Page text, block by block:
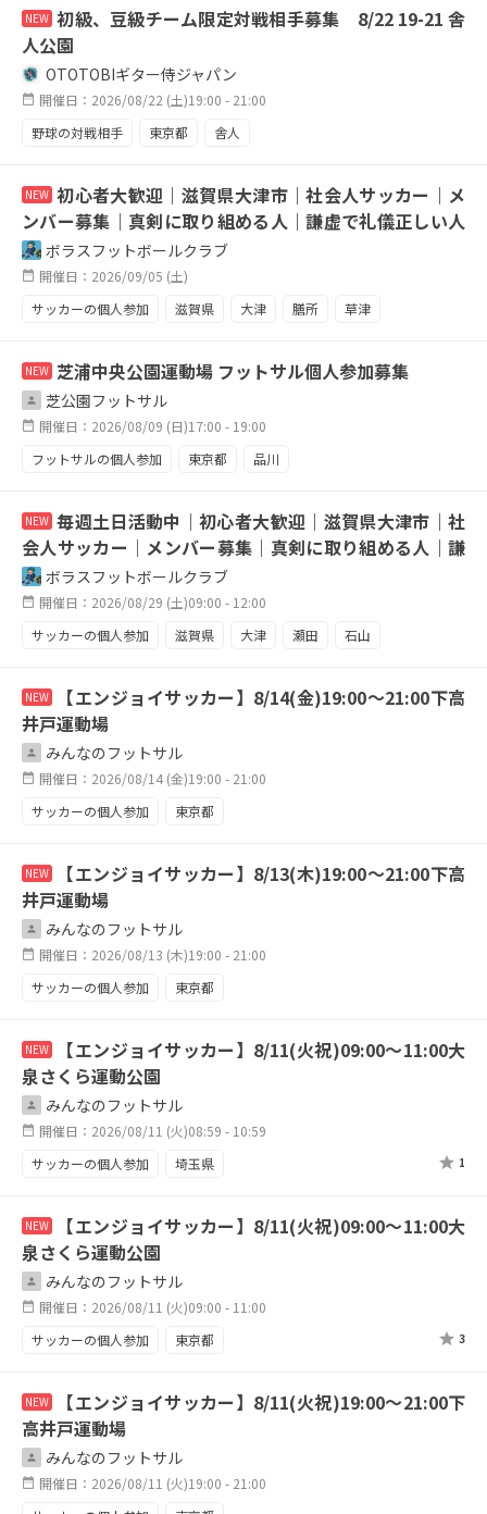
NEW 初級、豆級チーム限定対戦相手募集 8/22 19-21 舎
人公園
OTOTOBIギター侍ジャパン
開催日：2026/08/22 (土)19:00 - 21:00
野球の対戦相手
東京都 舎人
NEW 初心者大歓迎｜滋賀県大津市｜社会人サッカー｜メ
ンバー募集｜真剣に取り組める人｜謙虚で礼儀正しい人
｜ ボラスフットボールクラブ
開催日：2026/09/05 (土)
サッカーの個人参加
滋賀県 大津 膳所
草津
NEW 芝浦中央公園運動場 フットサル個人参加募集
芝公園フットサル
開催日：2026/08/09 (日)17:00 - 19:00
フットサルの個人参加
東京都 品川
NEW 毎週土日活動中｜初心者大歓迎｜滋賀県大津市｜社
会人サッカー｜メンバー募集｜真剣に取り組める人｜謙
虚で礼儀正しい人｜
ボラスフットボールクラブ
開催日：2026/08/29 (土)09:00 - 12:00
サッカーの個人参加
滋賀県 大津 瀬田
石山
社会人
男女混合
NEW
【エンジョイサッカー】8/14(金)19:00～21:00下高
井戸運動場
みんなのフットサル
開催日：2026/08/14 (金)19:00 - 21:00
サッカーの個人参加
東京都
NEW
【エンジョイサッカー】8/13(木)19:00～21:00下高
井戸運動場
みんなのフットサル
開催日：2026/08/13 (木)19:00 - 21:00
サッカーの個人参加
東京都
NEW
【エンジョイサッカー】8/11(火祝)09:00～11:00大
泉さくら運動公園
みんなのフットサル
開催日：2026/08/11 (火)08:59 - 10:59
サッカーの個人参加
埼玉県 1
NEW
【エンジョイサッカー】8/11(火祝)09:00～11:00大
泉さくら運動公園
みんなのフットサル
開催日：2026/08/11 (火)09:00 - 11:00
サッカーの個人参加
東京都 3
NEW
【エンジョイサッカー】8/11(火祝)19:00～21:00下
高井戸運動場
みんなのフットサル
開催日：2026/08/11 (火)19:00 - 21:00